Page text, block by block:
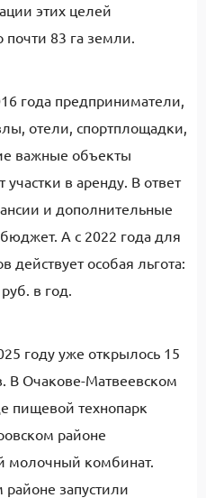
этих целей
83 га земли.
года предприниматели,
отели, спортплощадки,
важные объекты
в аренду. В ответ
и дополнительные
А с 2022 года для
особая льгота:
в год.
году уже открылось 15
В Очакове-Матвеевском
пищевой технопарк
районе
молочный комбинат.
запустили